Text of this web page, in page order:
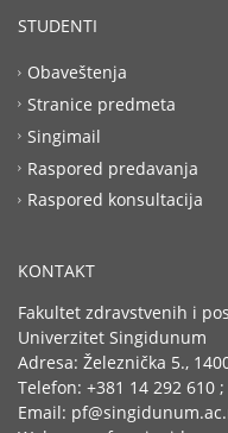
STUDENTI
Obaveštenja
Stranice predmeta
Singimail
Raspored predavanja
Raspored konsultacija
KONTAKT
Fakultet zdravstvenih i
Univerzitet Singidunum
Adresa: Železnička 5.,
Telefon: +381 14 292 610 ;
Email: